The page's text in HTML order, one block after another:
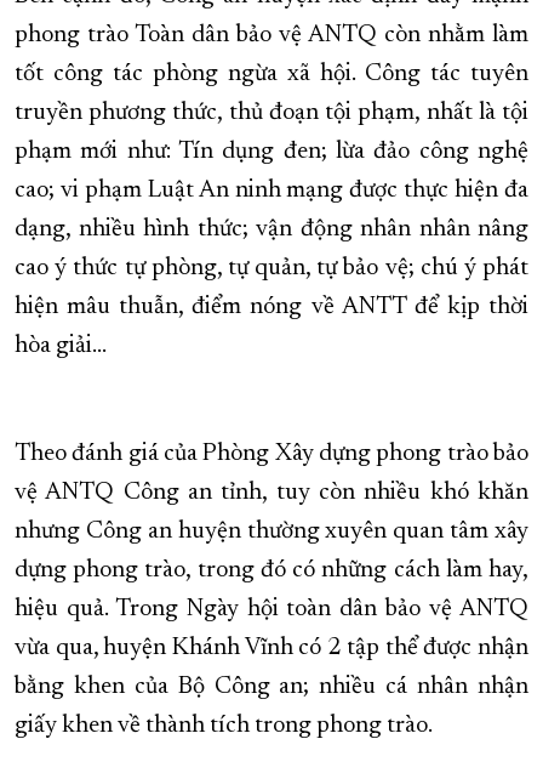
phong trào Toàn dân bảo vệ ANTQ còn nhằm làm
tốt công tác phòng ngừa xã hội. Công tác tuyên
truyền phương thức, thủ đoạn tội phạm, nhất là tội
phạm mới như: Tín dụng đen; lừa đảo công nghệ
cao; vi phạm Luật An ninh mạng được thực hiện đa
dạng, nhiều hình thức; vận động nhân nhân nâng
cao ý thức tự phòng, tự quản, tự bảo vệ; chú ý phát
hiện mâu thuẫn, điểm nóng về ANTT để kịp thời
hòa giải…
Theo đánh giá của Phòng Xây dựng phong trào bảo
vệ ANTQ Công an tỉnh, tuy còn nhiều khó khăn
nhưng Công an huyện thường xuyên quan tâm xây
dựng phong trào, trong đó có những cách làm hay,
hiệu quả. Trong Ngày hội toàn dân bảo vệ ANTQ
vừa qua, huyện Khánh Vĩnh có 2 tập thể được nhận
bằng khen của Bộ Công an; nhiều cá nhân nhận
giấy khen về thành tích trong phong trào.